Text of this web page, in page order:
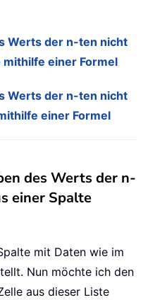
Werts der n-ten nicht
mithilfe einer Formel
Werts der n-ten nicht
einer Formel
des Werts der n-
einer Spalte
mit Daten wie im
Nun möchte ich den
aus dieser Liste